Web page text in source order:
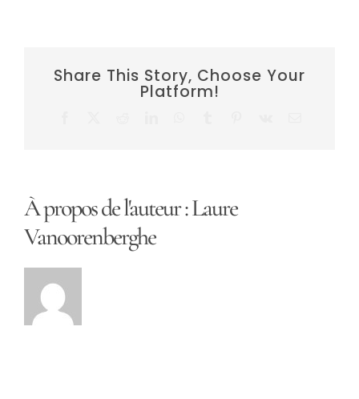
Share This Story, Choose Your
Platform!
À propos de l'auteur :Laure
Vanoorenberghe